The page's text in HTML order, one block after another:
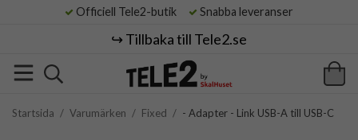
Officiell Tele2-butik Snabba leveranser
↪️ Tillbaka till Tele2.se
Startsida / Varumärken / Fixed / - Adapter - Link USB-A till USB-C